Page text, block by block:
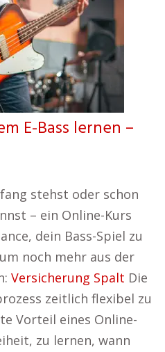
E-Bass lernen –
stehst oder schon
– ein Online-Kurs
dein Bass-Spiel zu
noch mehr aus der
Versicherung Spalt Die
zeitlich flexibel zu
Vorteil eines Online-
zu lernen, wann